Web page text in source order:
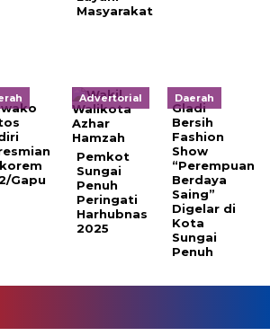
Masyarakat
Gapu
Advertorial
Pemkot
Sungai
Penuh
Peringati
Harhubnas
2025
Daerah
Gladi
Bersih
Fashion
Show
“Perempuan
Berdaya
Saing”
Digelar di
Kota
Sungai
Penuh